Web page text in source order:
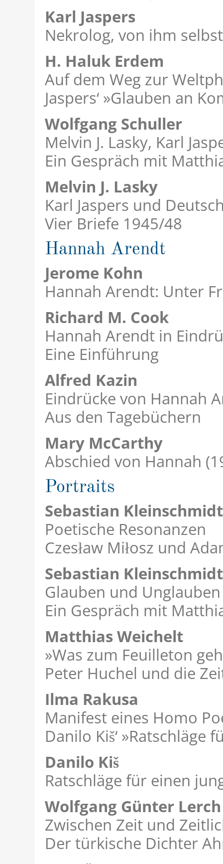
Karl Jaspers
Nekrolog, von ihm
H. Haluk Erdem
Auf dem Weg zur
Jaspers‘ »Glauben an
Wolfgang Schuller
Melvin J. Lasky, Karl
Ein Gespräch mit
Melvin J. Lasky
Karl Jaspers und
Vier Briefe 1945/48
Hannah Arendt
Jerome Kohn
Hannah Arendt: Unter
Richard M. Cook
Hannah Arendt in
Eine Einführung
Alfred Kazin
Eindrücke von Hannah
Aus den Tagebüchern
Mary McCarthy
Abschied von Hannah
Portraits
Sebastian Kleinschmidt
Poetische Resonanzen
Czesław Miłosz und
Sebastian Kleinschmidt
Glauben und Unglauben
Ein Gespräch mit
Matthias Weichelt
»Was zum Feuilleton
Peter Huchel und die
Ilma Rakusa
Manifest eines Homo
Danilo Kiš‘
Danilo Kiš
Ratschläge für einen
Wolfgang Günter Lerch
Zwischen Zeit und
Der türkische Dichter